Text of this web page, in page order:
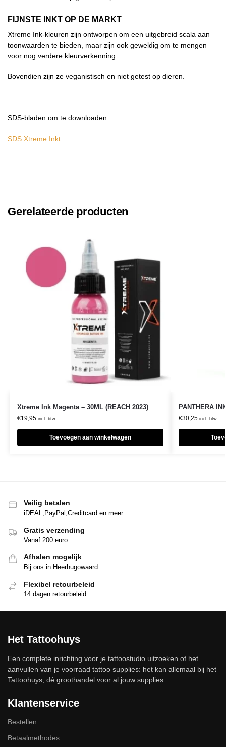
FIJNSTE INKT OP DE MARKT
Xtreme Ink-kleuren zijn ontworpen om een uitgebreid scala aan
toonwaarden te bieden, maar zijn ook geweldig om te mengen
voor nog verdere kleurverkenning.
Bovendien zijn ze veganistisch en niet getest op dieren.
SDS-bladen om te downloaden:
SDS Xtreme Inkt
Gerelateerde producten
Xtreme Ink Magenta – 30ML (REACH 2023)
€19,95 incl. btw
Toevoegen aan winkelwagen
PANTHERA
€30,25 incl. btw
Veilig betalen
iDEAL,PayPal,Creditcard en meer
Gratis verzending
Vanaf 200 euro
Afhalen mogelijk
Bij ons in Heerhugowaard
Flexibel retourbeleid
14 dagen retourbeleid
Het Tattoohuys
Een complete inrichting voor je tattoostudio uitzoeken of het
aanvullen van je voorraad tattoo supplies: het kan allemaal bij het
Tattoohuys, dé groothandel voor al jouw supplies.
Klantenservice
Bestellen
Betaalmethodes